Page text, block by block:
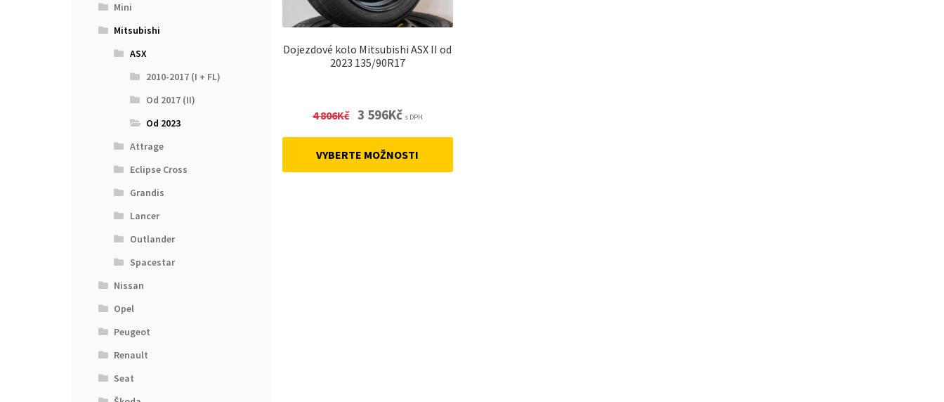
Mini
Mitsubishi
ASX
2010-2017 (I + FL)
Od 2017 (II)
Od 2023
Attrage
Eclipse Cross
Grandis
Lancer
Outlander
Spacestar
Nissan
Opel
Peugeot
Renault
Seat
Dojezdové kolo Mitsubishi ASX II od
2023 135/90R17
4 806Kč
Original
4
806Kč.
3 596KčCurrent
3
596Kč.
s DPH
VYBERTE MOŽNOSTI